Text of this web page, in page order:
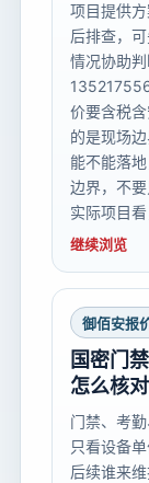
项目提供
后排查，
情况协助判
价要含税
的是现场
能不能落
边界，不
实际项目
继续浏览
御佰安报
国密门
怎么核
门禁、考
只看设备
后续谁来